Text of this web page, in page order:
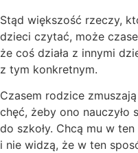
Stąd większość rzeczy,
dzieci czytać, może
że coś działa z innymi
z tym konkretnym.
Czasem rodzice
chęć, żeby ono nauczyło
do szkoły. Chcą mu w
i nie widzą, że w ten